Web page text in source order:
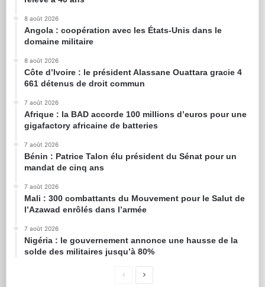
8 août 2026
Angola : coopération avec les États-Unis dans le
domaine militaire
8 août 2026
Côte d’Ivoire : le président Alassane Ouattara gracie 4
661 détenus de droit commun
7 août 2026
Afrique : la BAD accorde 100 millions d’euros pour une
gigafactory africaine de batteries
7 août 2026
Bénin : Patrice Talon élu président du Sénat pour un
mandat de cinq ans
7 août 2026
Mali : 300 combattants du Mouvement pour le Salut de
l’Azawad enrôlés dans l’armée
7 août 2026
Nigéria : le gouvernement annonce une hausse de la
solde des militaires jusqu’à 80%